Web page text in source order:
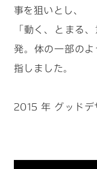
事を狙いとし、
「動く、とまる
発。体の一部の
指しました。
2015 年 グッドデ